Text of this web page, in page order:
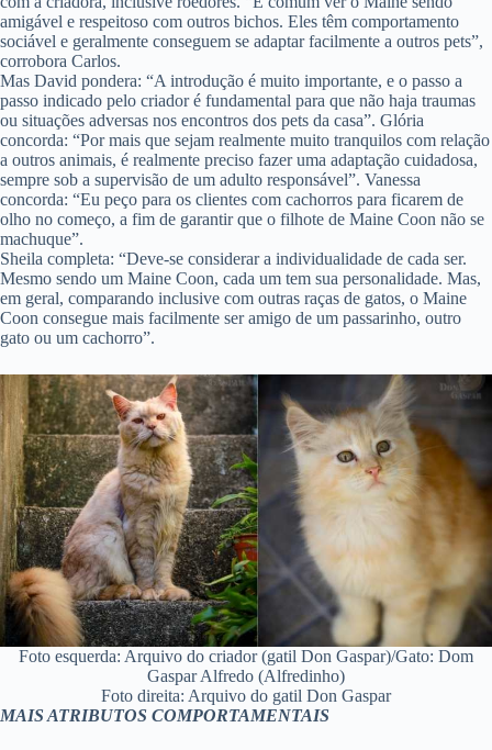
amigável e respeitoso com outros bichos. Eles têm comportamento
sociável e geralmente conseguem se adaptar facilmente a outros pets”,
corrobora Carlos.
Mas David pondera: “A introdução é muito importante, e o passo a
passo indicado pelo criador é fundamental para que não haja traumas
ou situações adversas nos encontros dos pets da casa”. Glória
concorda: “Por mais que sejam realmente muito tranquilos com relação
a outros animais, é realmente preciso fazer uma adaptação cuidadosa,
sempre sob a supervisão de um adulto responsável”. Vanessa
concorda: “Eu peço para os clientes com cachorros para ficarem de
olho no começo, a fim de garantir que o filhote de Maine Coon não se
machuque”.
Sheila completa: “Deve-se considerar a individualidade de cada ser.
Mesmo sendo um Maine Coon, cada um tem sua personalidade. Mas,
em geral, comparando inclusive com outras raças de gatos, o Maine
Coon consegue mais facilmente ser amigo de um passarinho, outro
gato ou um cachorro”.
Foto esquerda: Arquivo do criador (gatil Don Gaspar)/Gato: Dom
Gaspar Alfredo (Alfredinho)
Foto direita: Arquivo do gatil Don Gaspar
MAIS ATRIBUTOS COMPORTAMENTAIS